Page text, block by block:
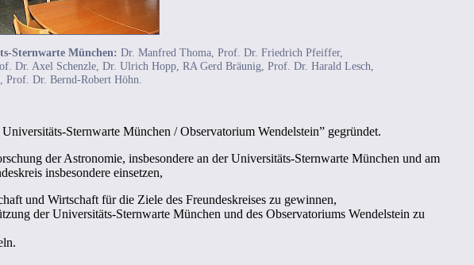
Sternwarte München: Dr. Manfred Thoma, Prof. Dr. Friedrich Pfeiffer,
Dr. Axel Schenzle, Dr. Ulrich Hopp, RA Gerd Bräunig, Prof. Dr. Harald Lesch,
Prof. Dr. Bernd-Robert Höhn.
Sternwarte München / Observatorium Wendelstein” gegründet.
der Astronomie, insbesondere an der Universitäts-Sternwarte München und am
insbesondere einsetzen,
und Wirtschaft für die Ziele des Freundeskreises zu gewinnen,
der Universitäts-Sternwarte München und des Observatoriums Wendelstein zu